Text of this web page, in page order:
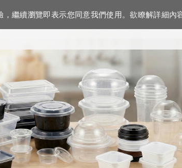
繼續瀏覽即表示您同意我們使用。欲瞭解詳細內